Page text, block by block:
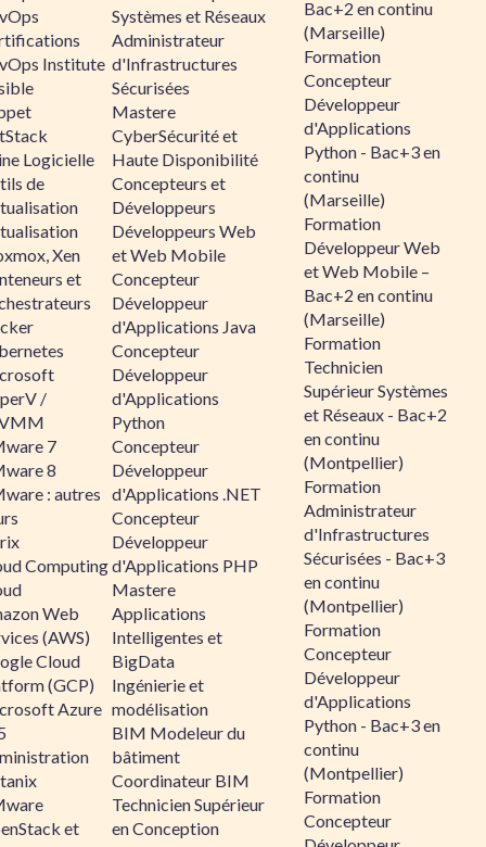
Institute
Logicielle
de
Xen
et
/
7
8
: autres
Computing
Web
(AWS)
Cloud
(GCP)
Azure
et
Systèmes et Réseaux
Administrateur
d'Infrastructures
Sécurisées
Mastere
CyberSécurité et
Haute Disponibilité
Concepteurs et
Développeurs
Développeurs Web
et Web Mobile
Concepteur
Développeur
d'Applications Java
Concepteur
Développeur
d'Applications
Python
Concepteur
Développeur
d'Applications .NET
Concepteur
Développeur
d'Applications PHP
Mastere
Applications
Intelligentes et
BigData
Ingénierie et
modélisation
BIM Modeleur du
bâtiment
Coordinateur BIM
Technicien Supérieur
en Conception
Bac+2 en continu
(Marseille)
Formation
Concepteur
Développeur
d'Applications
Python - Bac+3 en
continu
(Marseille)
Formation
Développeur Web
et Web Mobile –
Bac+2 en continu
(Marseille)
Formation
Technicien
Supérieur Systèmes
et Réseaux - Bac+2
en continu
(Montpellier)
Formation
Administrateur
d'Infrastructures
Sécurisées - Bac+3
en continu
(Montpellier)
Formation
Concepteur
Développeur
d'Applications
Python - Bac+3 en
continu
(Montpellier)
Formation
Concepteur